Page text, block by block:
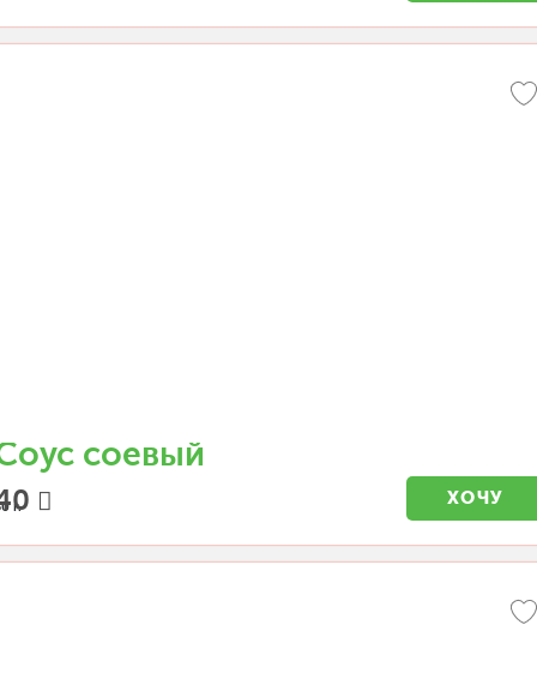
соевый
г. ХОЧУ